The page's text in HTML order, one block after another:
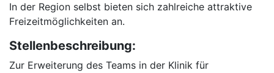
In der Region selbst bieten sich zahlreiche attraktive
Freizeitmöglichkeiten an.
Stellenbeschreibung:
Zur Erweiterung des Teams in der Klinik für